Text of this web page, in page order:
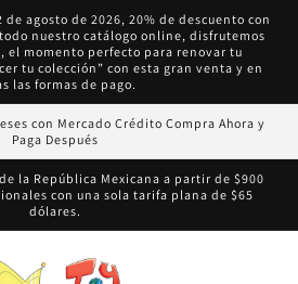
agosto de 2026, 20% de descuento con
todo nuestro catálogo online, disfrutemos
el momento perfecto para renovar tu
tu colección” con esta gran venta y en
las formas de pago.
con Mercado Crédito Compra Ahora y
Paga Después
la República Mexicana a partir de $900
con una sola tarifa plana de $65
dólares.